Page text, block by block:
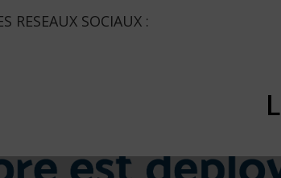
RESEAUX SOCIAUX :